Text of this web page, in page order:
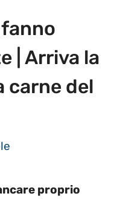
| Arriva la
carne del
proprio